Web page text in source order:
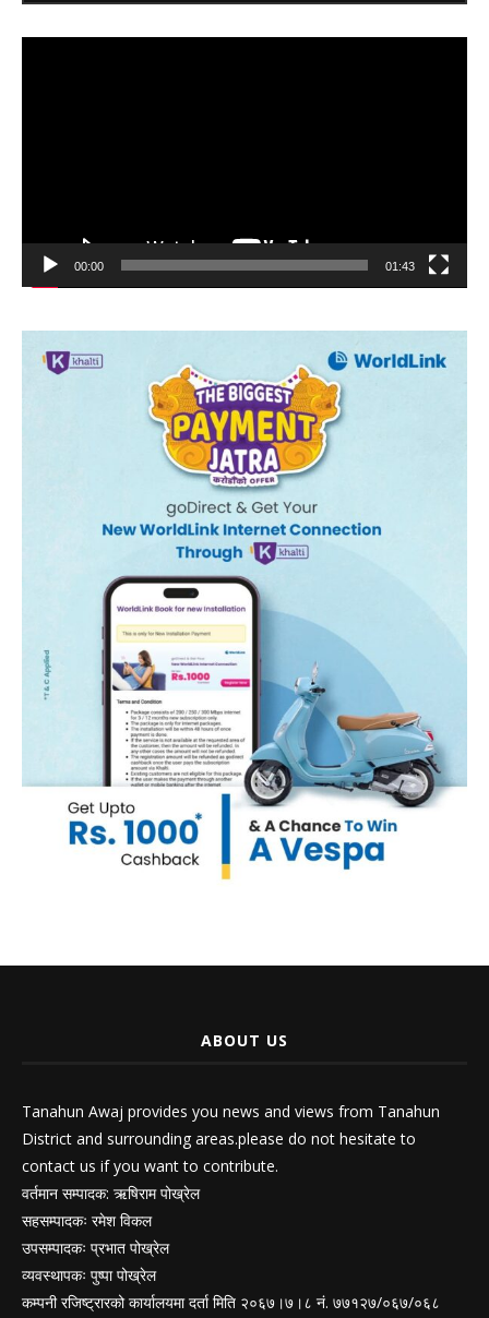
00:00 01:43
ABOUT US
Tanahun Awaj provides you news and views from Tanahun
District and surrounding areas.please do not hesitate to
contact us if you want to contribute.
वर्तमान सम्पादक: ऋषिराम पोख्रेल
सहसम्पादकः रमेश विकल
उपसम्पादकः प्रभात पोख्रेल
व्यवस्थापकः पुष्पा पोख्रेल
कम्पनी रजिष्ट्रारको कार्यालयमा दर्ता मिति २०६७।७।८ नं. ७७१२७/०६७/०६८